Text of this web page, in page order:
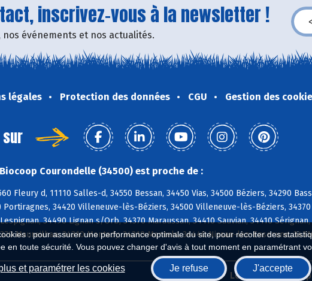
: pour assurer une performance optimale du site, pour récolter des
en toute sécurité. Vous pouvez changer d'avis à tout moment en paramétrant
et paramétrer les cookies Je refuse J'accepte
inscrivez-vous à la newsletter !
événements et nos actualités.
légales Protection des données CGU Gestion des
sur
Courondelle (34500) est proche de :
Fleury d, 11110 Salles-d, 34550 Bessan, 34450 Vias, 34500 Béziers, 34290
Portiragnes, 34420 Villeneuve-lès-Béziers, 34500 Villeneuve-lès-Béziers,
34490 Lignan s/Orb, 34370 Maraussan, 34410 Sauvian, 34410
Maureilhan, 34310 Montady, 34310 Montels, 34440 Nissan-lez-Enserune,
Biocoop.fr Le réseau Biocoop